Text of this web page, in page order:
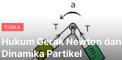
FISIKA
Hukum Gerak Newton dan
Dinamika Partikel